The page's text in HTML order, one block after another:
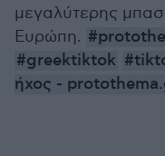
μεγαλύτερης
Ευρώπη.
#greektiktok
ήχος -